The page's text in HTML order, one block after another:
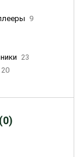
9
23
20